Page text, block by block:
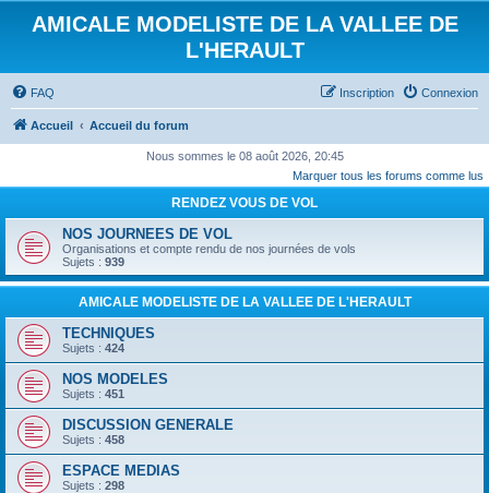
AMICALE MODELISTE DE LA VALLEE DE
L'HERAULT
FAQ Connexion
Inscription
Accueil Accueil du forum
Nous sommes le 08 août 2026, 20:45
Marquer tous les forums comme lus
RENDEZ VOUS DE VOL
NOS JOURNEES DE VOL
Organisations et compte rendu de nos journées de vols
Sujets : 939
AMICALE MODELISTE DE LA VALLEE DE L'HERAULT
TECHNIQUES
Sujets : 424
NOS MODELES
Sujets : 451
DISCUSSION GENERALE
Sujets : 458
ESPACE MEDIAS
Sujets : 298